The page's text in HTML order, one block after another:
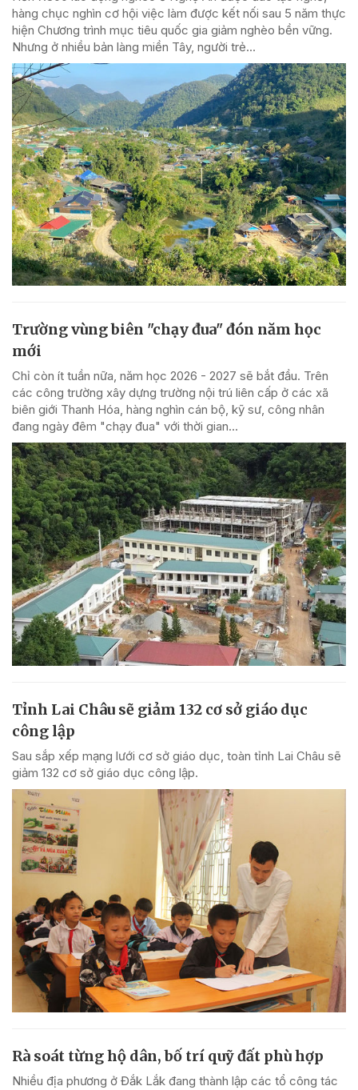
hàng chục nghìn cơ hội việc làm được kết nối sau 5 năm thực
hiện Chương trình mục tiêu quốc gia giảm nghèo bền vững.
Nhưng ở nhiều bản làng miền Tây, người trẻ...
Trường vùng biên "chạy đua" đón năm học
mới
Chỉ còn ít tuần nữa, năm học 2026 - 2027 sẽ bắt đầu. Trên
các công trường xây dựng trường nội trú liên cấp ở các xã
biên giới Thanh Hóa, hàng nghìn cán bộ, kỹ sư, công nhân
đang ngày đêm "chạy đua" với thời gian...
Tỉnh Lai Châu sẽ giảm 132 cơ sở giáo dục
công lập
Sau sắp xếp mạng lưới cơ sở giáo dục, toàn tỉnh Lai Châu sẽ
giảm 132 cơ sở giáo dục công lập.
Rà soát từng hộ dân, bố trí quỹ đất phù hợp
Nhiều địa phương ở Đắk Lắk đang thành lập các tổ công tác